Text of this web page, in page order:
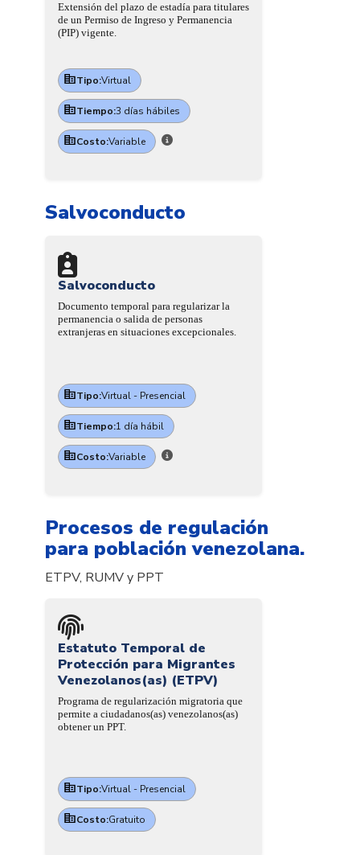
Extensión del plazo de estadía para titulares
de un Permiso de Ingreso y Permanencia
(PIP) vigente.
Tipo:Virtual
Tiempo:3 días hábiles
Costo:Variable
Salvoconducto
Salvoconducto
Documento temporal para regularizar la
permanencia o salida de personas
extranjeras en situaciones excepcionales.
Tipo:Virtual - Presencial
Tiempo:1 día hábil
Costo:Variable
Procesos de regulación
para población venezolana.
ETPV, RUMV y PPT
Estatuto Temporal de
Protección para Migrantes
Venezolanos(as) (ETPV)
Programa de regularización migratoria que
permite a ciudadanos(as) venezolanos(as)
obtener un PPT.
Tipo:Virtual - Presencial
Costo:Gratuito